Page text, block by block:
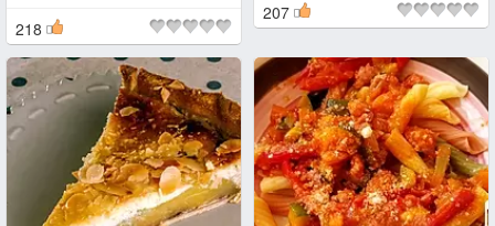
218
207